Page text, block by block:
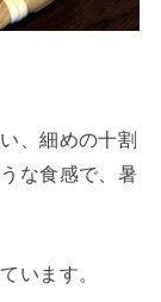
、細めの十割
な食感で、暑
います。